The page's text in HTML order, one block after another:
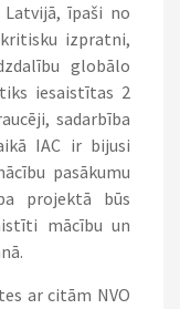
īpaši no
izpratni,
globālo
iesaistītas 2
sadarbība
IAC ir bijusi
pasākumu
projektā būs
mācību un
ar citām NVO